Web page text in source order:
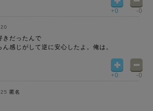
+0 -0
きだったんで
感じがして逆に安心したよ。俺は。
+0 -0
匿名